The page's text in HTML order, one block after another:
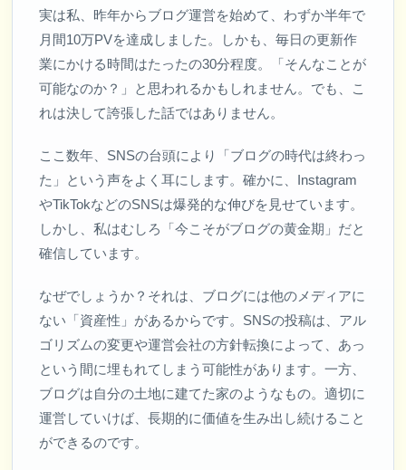
実は私、昨年からブログ運営を始めて、わずか半年で
月間10万PVを達成しました。しかも、毎日の更新作
業にかける時間はたったの30分程度。「そんなことが
可能なのか？」と思われるかもしれません。でも、こ
れは決して誇張した話ではありません。
ここ数年、SNSの台頭により「ブログの時代は終わっ
た」という声をよく耳にします。確かに、Instagram
やTikTokなどのSNSは爆発的な伸びを見せています。
しかし、私はむしろ「今こそがブログの黄金期」だと
確信しています。
なぜでしょうか？それは、ブログには他のメディアに
ない「資産性」があるからです。SNSの投稿は、アル
ゴリズムの変更や運営会社の方針転換によって、あっ
という間に埋もれてしまう可能性があります。一方、
ブログは自分の土地に建てた家のようなもの。適切に
運営していけば、長期的に価値を生み出し続けること
ができるのです。